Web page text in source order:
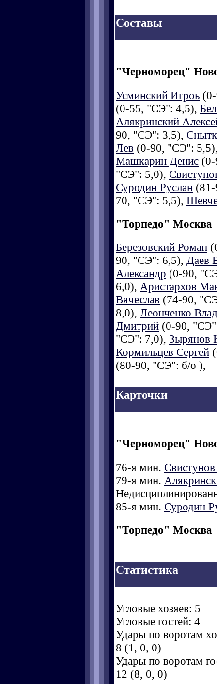
Составы
"Черноморец"
Усминский Игроь
(0-55, "СЭ": 4,5),
Алякринский
90, "СЭ": 3,5),
Лев (0-90, "СЭ":
Машкарин Денис
"СЭ": 5,0),
Суродин Руслан
70, "СЭ": 5,5),
"Торпедо" Москва
Березовский Роман
90, "СЭ": 6,5), Даев
Александр (0-90,
6,0), Аристархов
Вячеслав (74-90,
8,0), Леонченко
Дмитрий (0-90,
"СЭ": 7,0), Зырянов
Кормильцев Сергей
(80-90, "СЭ": б/о ),
Карточки
"Черноморец"
76-я мин.
79-я мин.
85-я мин. Суродин
"Торпедо" Москва
Статистика
Угловые хозяев: 5
Угловые гостей: 4
Удары по воротам
8 (1, 0, 0)
Удары по воротам
12 (8, 0, 0)